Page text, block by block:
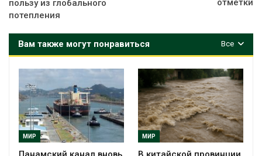
пользу из глобального
потепления
отметки
Все
Вам также могут понравиться
МИР МИР